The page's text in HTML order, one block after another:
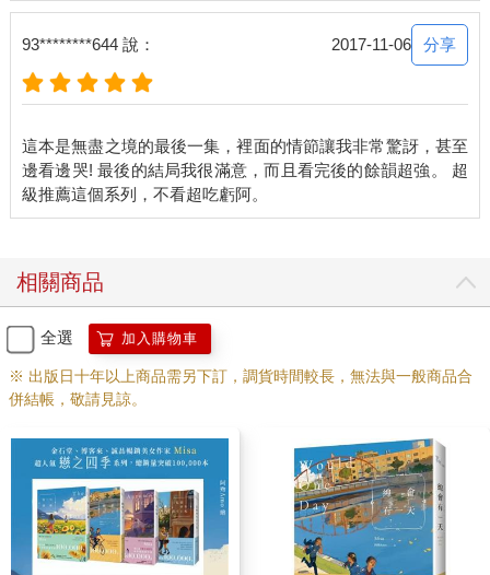
快樂，顯然感情十分融洽。
在目睹奧丁殺掉自己的父母時，奧里林是怎麼撐過來的？
如今奧里林都長大了，奧丁的外表年齡卻還是停留在七歲，每次
「千蒔小姐，您有找到什麼嗎？」小池在房門口詢問，我趕緊將
照片放回抽屜裡並關起來。
房間。
這個地方奧里林光是看見就會觸景傷情，所以當時的搜索工作是
我做的。奧里林站在一旁看，而我小心翼翼地檢視房裡的每個角
落，但沒有找到任何蛛絲馬跡，因此奧里林難掩失落。
箱。
我走到奧里林父母親的房間，來到牆邊，用指關節敲了敲，側耳
傾聽發出的聲音。
「千蒔小姐，您在做什麼？」小池跟著來到門邊，依舊沒有進
來。
93********644 說： 2017-11-06 分享
這本是無盡之境的最後一集，裡面的情節讓我非常驚訝，甚至
邊看邊哭! 最後的結局我很滿意，而且看完後的餘韻超強。 超
相關商品
全選 加入購物車
※ 出版日十年以上商品需另下訂，調貨時間較長，無法與一般商品合
併結帳，敬請見諒。